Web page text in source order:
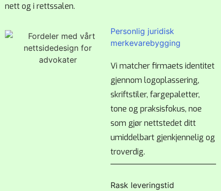
nett og i rettssalen.
Personlig juridisk
merkevarebygging
Vi matcher firmaets identitet
gjennom logoplassering,
skriftstiler, fargepaletter,
tone og praksisfokus, noe
som gjør nettstedet ditt
umiddelbart gjenkjennelig og
troverdig.
Rask leveringstid